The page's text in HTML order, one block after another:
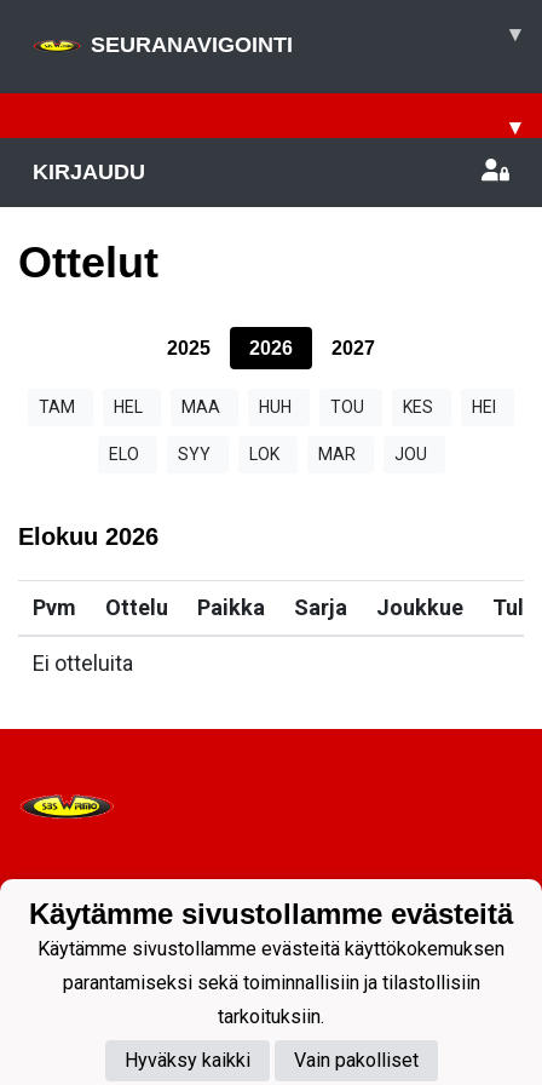
SEURANAVIGOINTI ▾
▾
KIRJAUDU
Ottelut
2025 2026 2027
TAM HEL MAA HUH TOU KES HEI
ELO SYY LOK MAR JOU
Elokuu 2026
Pvm Ottelu Paikka Sarja Joukkue
Ei otteluita
Powered by
Käytämme sivustollamme evästeitä
Käytämme sivustollamme evästeitä käyttökokemuksen
parantamiseksi sekä toiminnallisiin ja tilastollisiin
tarkoituksiin.
Hyväksy kaikki
Vain pakolliset